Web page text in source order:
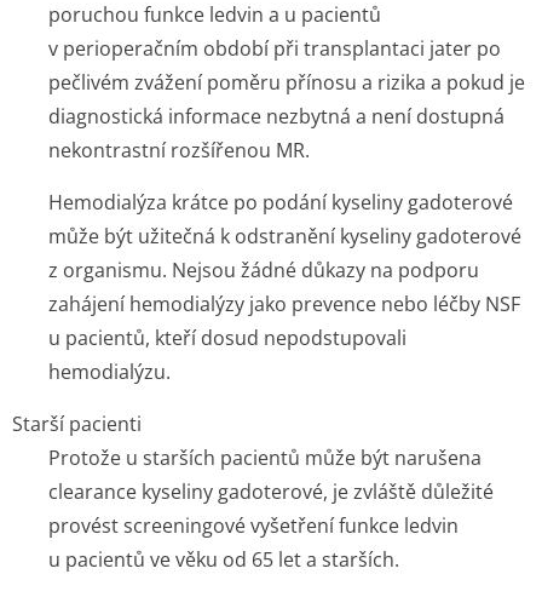
poruchou funkce ledvin a u pacientů
v perioperačním období při transplantaci jater po
pečlivém zvážení poměru přínosu a rizika a pokud je
diagnostická informace nezbytná a není dostupná
nekontrastní rozšířenou MR.
Hemodialýza krátce po podání kyseliny gadoterové
může být užitečná k odstranění kyseliny gadoterové
z organismu. Nejsou žádné důkazy na podporu
zahájení hemodialýzy jako prevence nebo léčby NSF
u pacientů, kteří dosud nepodstupovali
hemodialýzu.
Starší pacienti
Protože u starších pacientů může být narušena
clearance kyseliny gadoterové, je zvláště důležité
provést screeningové vyšetření funkce ledvin
u pacientů ve věku od 65 let a starších.